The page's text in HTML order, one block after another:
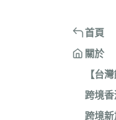
首頁
關於
【台
跨境
跨境